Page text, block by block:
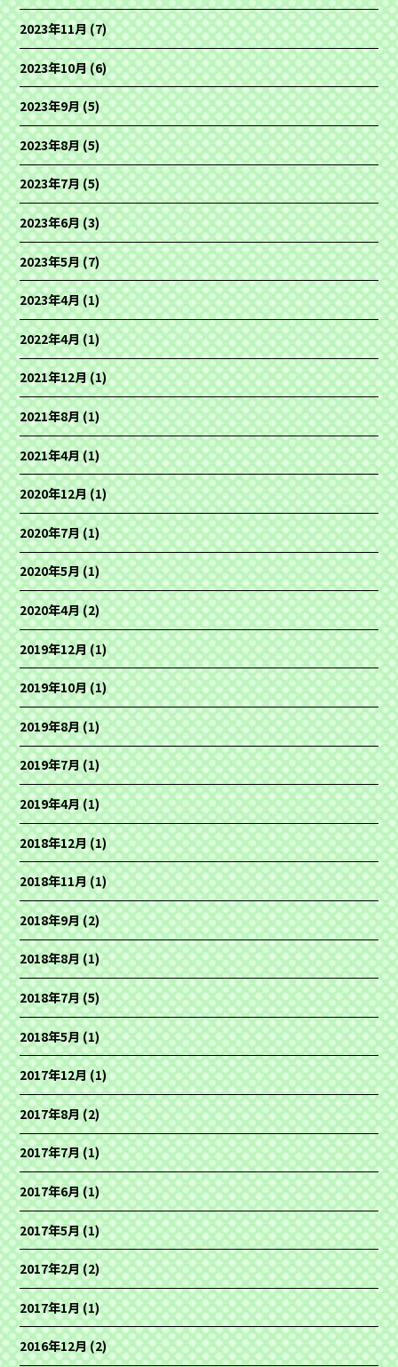
2023年11月(7)
2023年10月(6)
2023年9月(5)
2023年8月(5)
2023年7月(5)
2023年6月(3)
2023年5月(7)
2023年4月(1)
2022年4月(1)
2021年12月(1)
2021年8月(1)
2021年4月(1)
2020年12月(1)
2020年7月(1)
2020年5月(1)
2020年4月(2)
2019年12月(1)
2019年10月(1)
2019年8月(1)
2019年7月(1)
2019年4月(1)
2018年12月(1)
2018年11月(1)
2018年9月(2)
2018年8月(1)
2018年7月(5)
2018年5月(1)
2017年12月(1)
2017年8月(2)
2017年7月(1)
2017年6月(1)
2017年5月(1)
2017年2月(2)
2017年1月(1)
2016年12月(2)